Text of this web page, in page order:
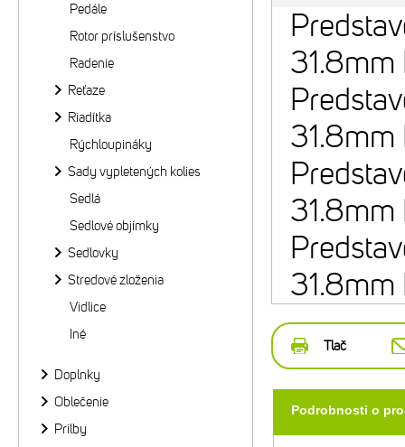
31.8mm
Tlač
Podrobnosti o
Pedále
Rotor príslušenstvo
Radenie
Reťaze
Riadítka
Rýchloupináky
Sady vypletených kolies
Sedlá
Sedlové objímky
Sedlovky
Stredové zloženia
Vidlice
Iné
Doplnky
Oblečenie
Prilby